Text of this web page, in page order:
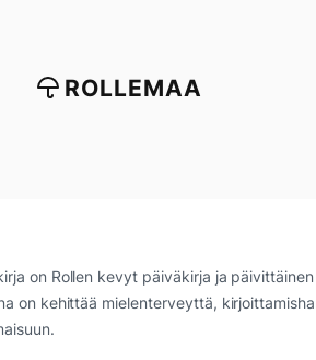
ROLLEMAA
on Rollen kevyt päiväkirja ja päivittäinen
on kehittää mielenterveyttä,